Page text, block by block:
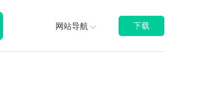
网站导航 下载